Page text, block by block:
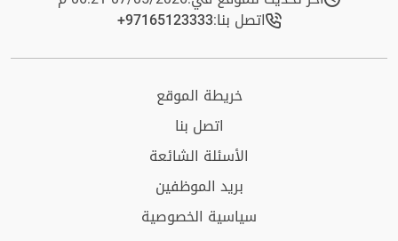
اتصل بنا:+97165123333​
خريطة الموقع
اتصل بنا
الأسئلة الشائعة
بريد الموظفين
سياسية الخصوصية